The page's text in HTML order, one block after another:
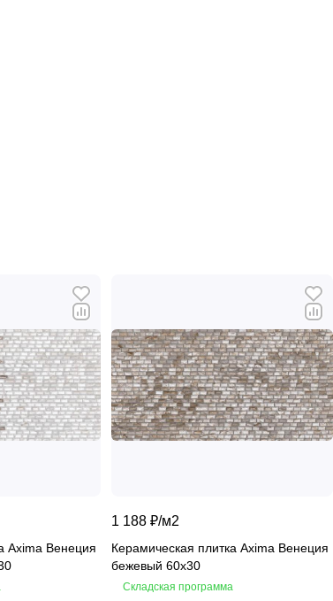
Axima Венеция
1 188 ₽/м2
Керамическая плитка Axima Венеция
бежевый 60x30
Складская программа